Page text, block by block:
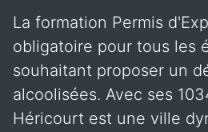
La formation Permis
obligatoire pour tous les
souhaitant proposer un
alcoolisées. Avec ses
Héricourt est une ville